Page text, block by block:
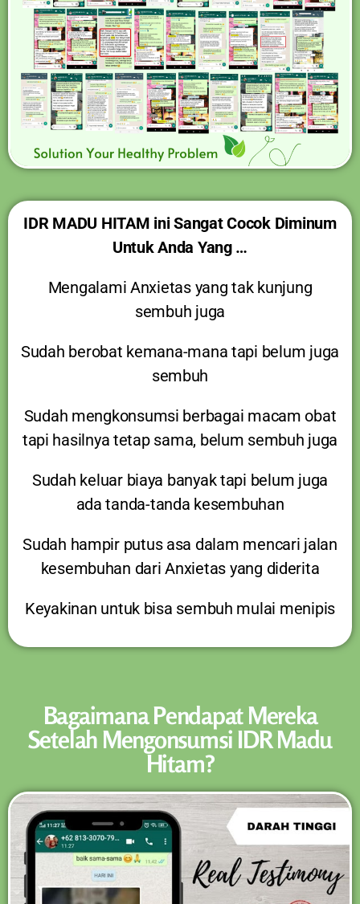
IDR MADU HITAM ini Sangat Cocok Diminum
Untuk Anda Yang …
Mengalami Anxietas yang tak kunjung
sembuh juga
Sudah berobat kemana-mana tapi belum juga
sembuh
Sudah mengkonsumsi berbagai macam obat
tapi hasilnya tetap sama, belum sembuh juga
Sudah keluar biaya banyak tapi belum juga
ada tanda-tanda kesembuhan
Sudah hampir putus asa dalam mencari jalan
kesembuhan dari Anxietas yang diderita
Keyakinan untuk bisa sembuh mulai menipis
Bagaimana Pendapat Mereka
Setelah Mengonsumsi IDR Madu
Hitam?